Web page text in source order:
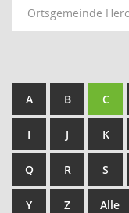
Ortsgemeinde
A B C
I J K
Q R S
Y Z Alle